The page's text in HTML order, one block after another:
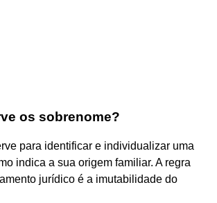
os sobrenome?
para identificar e individualizar uma
indica a sua origem familiar. A regra
jurídico é a imutabilidade do